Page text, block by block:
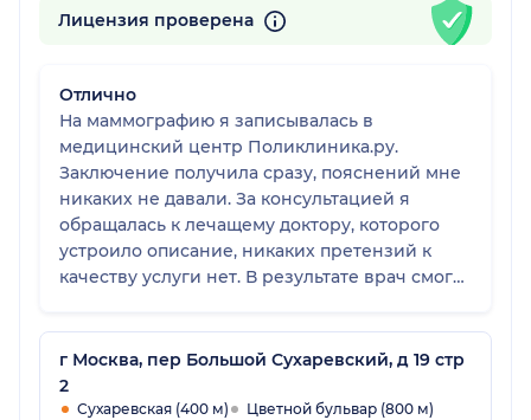
Лицензия проверена
Отлично
На маммографию я записывалась в
медицинский центр Поликлиника.ру.
Заключение получила сразу, пояснений мне
никаких не давали. За консультацией я
обращалась к лечащему доктору, которого
устроило описание, никаких претензий к
качеству услуги нет. В результате врач смог
необходимое лечение. В клинике мне все
понравилось, у них там все на отлично!
г Москва, пер Большой Сухаревский, д 19 стр
2
Сухаревская (400 м)
Цветной бульвар (800 м)